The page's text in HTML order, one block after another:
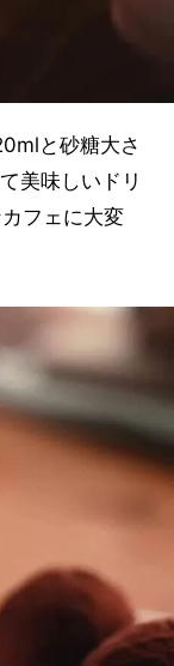
と砂糖大さ
美味しいドリ
フェに大変